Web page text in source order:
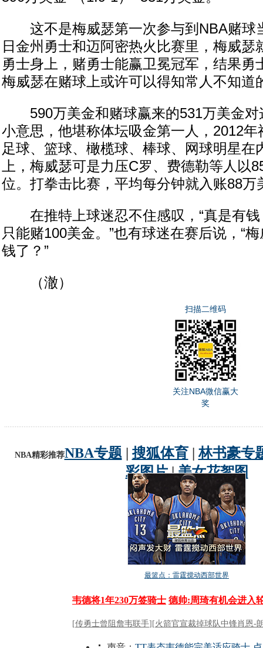
这不是梅威瑟第一次参与到NBA赌球
日金州勇士和迈阿密热火比赛里，梅威瑟
勇士身上，赌勇士能赢卫冕冠军，结果勇
梅威瑟在赌球上或许可以得知常人不知道
590万美金和赌球赢来的531万美金对
小意思，他堪称体坛吸金第一人，2012
足球、篮球、橄榄球、棒球、网球明星在
上，梅威瑟可是力压C罗、费德勒等人以
位。打拳击比赛，平均每分钟就入账88万
在推特上球迷忍不住感叹，“真是有钱
只能赌100美金。”也有球迷在赛后说，“
钱了？”
（澈）
扫描二维码
关注NBA微信赢大
奖